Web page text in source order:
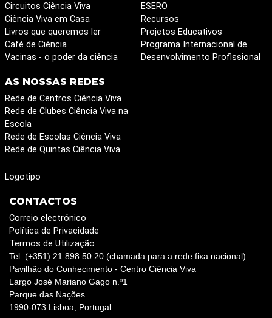
Circuitos Ciência Viva
Ciência Viva em Casa
Livros que queremos ler
Café de Ciência
Vacinas - o poder da ciência
ESERO
Recursos
Projetos Educativos
Programa Internacional de
Desenvolvimento Profissional
AS NOSSAS REDES
Rede de Centros Ciência Viva
Rede de Clubes Ciência Viva na
Escola
Rede de Escolas Ciência Viva
Rede de Quintas Ciência Viva
Logotipo
CONTACTOS
Correio electrónico
Política de Privacidade
Termos de Utilização
Tel: (+351) 21 898 50 20 (chamada para a rede fixa nacional)
Pavilhão do Conhecimento - Centro Ciência Viva
Largo José Mariano Gago n.º1
Parque das Nações
1990-073 Lisboa, Portugal